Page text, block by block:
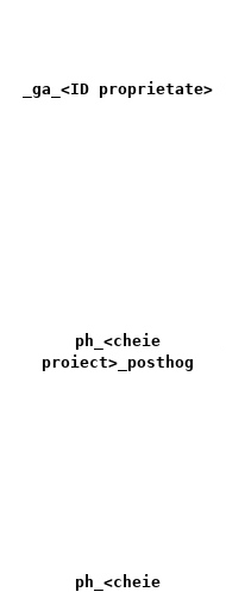
_ga_<ID proprietate>
ph_<cheie
proiect>_posthog
ph_<cheie